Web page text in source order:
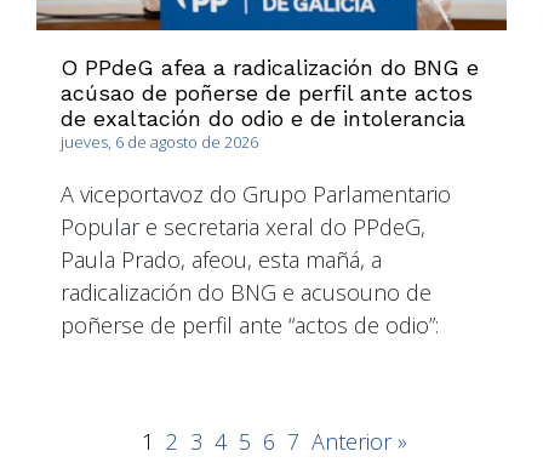
O PPdeG afea a radicalización do BNG e
acúsao de poñerse de perfil ante actos
de exaltación do odio e de intolerancia
jueves, 6 de agosto de 2026
A viceportavoz do Grupo Parlamentario
Popular e secretaria xeral do PPdeG,
Paula Prado, afeou, esta mañá, a
radicalización do BNG e acusouno de
poñerse de perfil ante “actos de odio”:
1 2 3 4 5 6 7 Anterior »